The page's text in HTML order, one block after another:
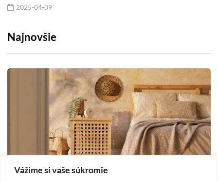
Vážime si vaše súkromie
2025-04-09
Najnovšie